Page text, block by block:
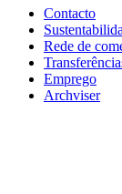
Contacto
Rede de
Emprego
Archviser